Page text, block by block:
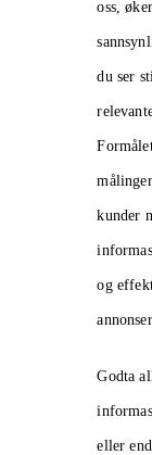
oss, øker
du ser
kunder
og
Godta
eller
vil
bredt